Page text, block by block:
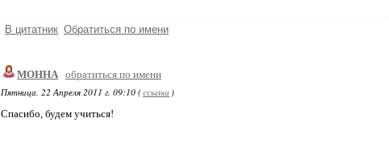
В цитатник Обратиться по имени
МОННА обратиться по имени
Пятница, 22 Апреля 2011 г. 09:10 (ссылка )
Спасибо, будем учиться!